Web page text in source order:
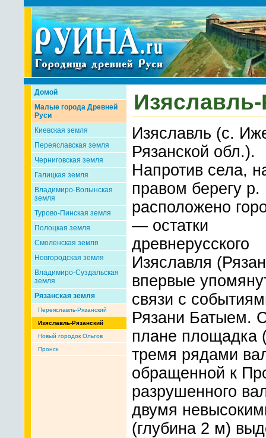
Домой
Малые города Древней
Руси
Киевская земля
Переяславская земля
Черниговская земля
Галицкая земля
Владимиро-Волынская
земля
Турово-Пинская земля
Полоцкая земля
Смоленская земля
Новгородская земля
Владимиро-Суздальская
земля
Рязанская земля
Переяславль-Рязанский
Изяславль-Рязанский
Новый городок Ольгов
Пронск
Изяславль (с.
Рязанской обл.).
Напротив села,
правом берегу
расположено
— остатки
древнерусского
Изяславля
впервые
связи с
Рязани Батыем.
плане площадка
тремя рядами
обращенной к
разрушенного
двумя
(глубина 2 м)